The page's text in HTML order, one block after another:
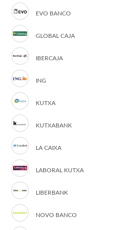
EVO BANCO
GLOBAL CAJA
IBERCAJA
ING
KUTXA
KUTXABANK
LA CAIXA
LABORAL KUTXA
LIBERBANK
NOVO BANCO